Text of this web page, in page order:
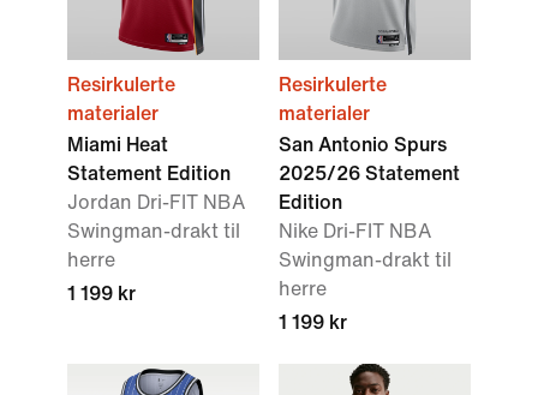
Resirkulerte
materialer
Miami Heat
Statement Edition
Jordan Dri-FIT NBA
Swingman-drakt til
herre
1 199 kr
Resirkulerte
materialer
San Antonio Spurs
2025/26 Statement
Edition
Nike Dri-FIT NBA
Swingman-drakt til
herre
1 199 kr